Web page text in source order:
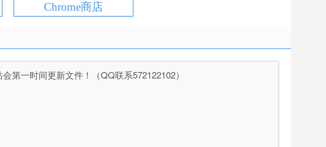
Chrome商店
第一时间更新文件！（QQ联系572122102）